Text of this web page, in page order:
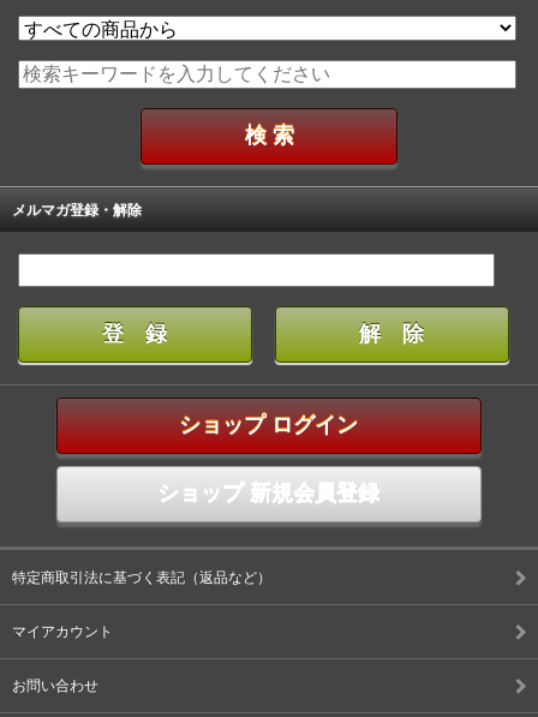
メルマガ登録・解除
ショップ ログイン
ショップ 新規会員登録
特定商取引法に基づく表記（返品など）
マイアカウント
お問い合わせ